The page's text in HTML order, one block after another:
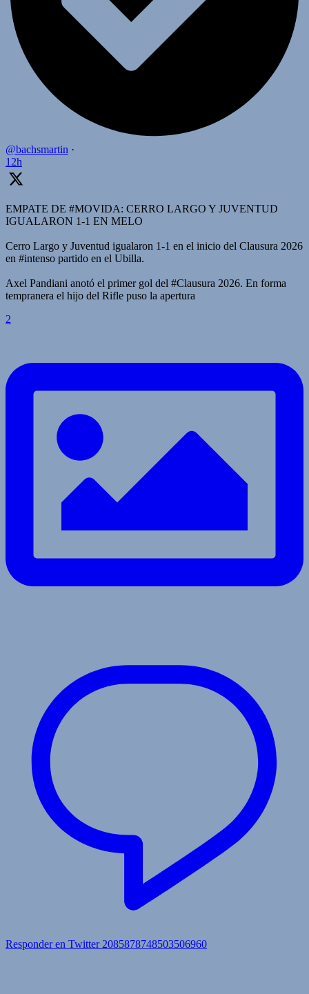
@bachsmartin ·
12h
EMPATE DE #MOVIDA: CERRO LARGO Y JUVENTUD
IGUALARON 1-1 EN MELO
Cerro Largo y Juventud igualaron 1-1 en el inicio del Clausura 2026
en #intenso partido en el Ubilla.
Axel Pandiani anotó el primer gol del #Clausura 2026. En forma
tempranera el hijo del Rifle puso la apertura
2
Responder en Twitter 2085878748503506960